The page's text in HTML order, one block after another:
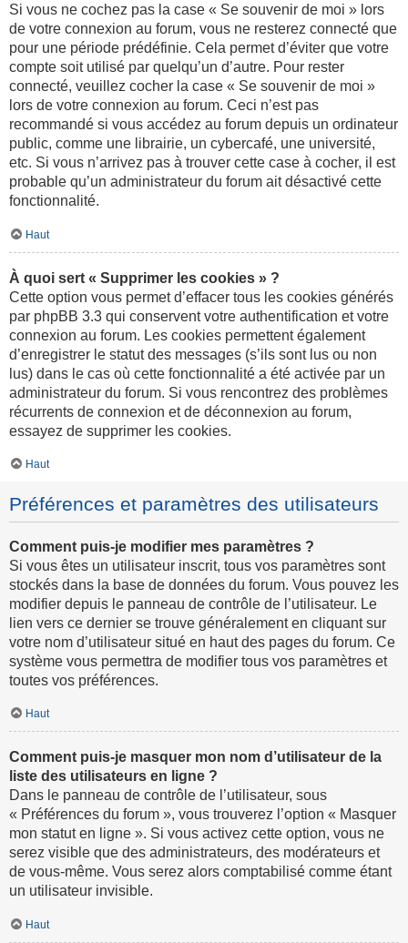
Si vous ne cochez pas la case « Se souvenir de moi » lors
de votre connexion au forum, vous ne resterez connecté que
pour une période prédéfinie. Cela permet d’éviter que votre
compte soit utilisé par quelqu’un d’autre. Pour rester
connecté, veuillez cocher la case « Se souvenir de moi »
lors de votre connexion au forum. Ceci n’est pas
recommandé si vous accédez au forum depuis un ordinateur
public, comme une librairie, un cybercafé, une université,
etc. Si vous n’arrivez pas à trouver cette case à cocher, il est
probable qu’un administrateur du forum ait désactivé cette
fonctionnalité.
Haut
À quoi sert « Supprimer les cookies » ?
Cette option vous permet d’effacer tous les cookies générés
par phpBB 3.3 qui conservent votre authentification et votre
connexion au forum. Les cookies permettent également
d’enregistrer le statut des messages (s’ils sont lus ou non
lus) dans le cas où cette fonctionnalité a été activée par un
administrateur du forum. Si vous rencontrez des problèmes
récurrents de connexion et de déconnexion au forum,
essayez de supprimer les cookies.
Haut
Préférences et paramètres des utilisateurs
Comment puis-je modifier mes paramètres ?
Si vous êtes un utilisateur inscrit, tous vos paramètres sont
stockés dans la base de données du forum. Vous pouvez les
modifier depuis le panneau de contrôle de l’utilisateur. Le
lien vers ce dernier se trouve généralement en cliquant sur
votre nom d’utilisateur situé en haut des pages du forum. Ce
système vous permettra de modifier tous vos paramètres et
toutes vos préférences.
Haut
Comment puis-je masquer mon nom d’utilisateur de la
liste des utilisateurs en ligne ?
Dans le panneau de contrôle de l’utilisateur, sous
« Préférences du forum », vous trouverez l’option « Masquer
mon statut en ligne ». Si vous activez cette option, vous ne
serez visible que des administrateurs, des modérateurs et
de vous-même. Vous serez alors comptabilisé comme étant
un utilisateur invisible.
Haut